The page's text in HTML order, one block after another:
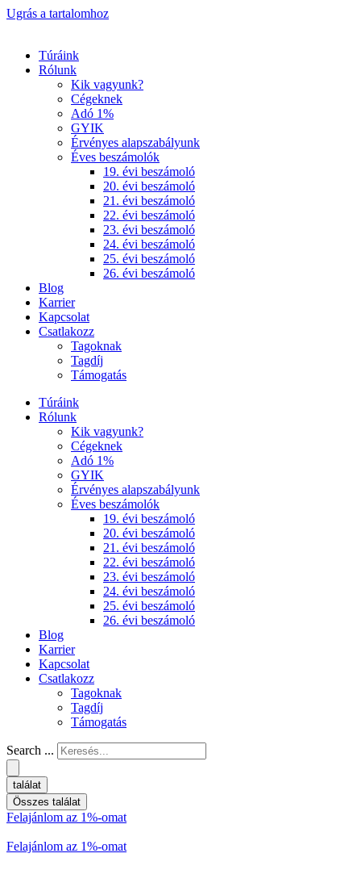
Ugrás a tartalomhoz
Túráink
Rólunk
Kik vagyunk?
Cégeknek
Adó 1%
GYIK
Érvényes alapszabályunk
Éves beszámolók
19. évi beszámoló
20. évi beszámoló
21. évi beszámoló
22. évi beszámoló
23. évi beszámoló
24. évi beszámoló
25. évi beszámoló
26. évi beszámoló
Blog
Karrier
Kapcsolat
Csatlakozz
Tagoknak
Tagdíj
Támogatás
Túráink
Rólunk
Kik vagyunk?
Cégeknek
Adó 1%
GYIK
Érvényes alapszabályunk
Éves beszámolók
19. évi beszámoló
20. évi beszámoló
21. évi beszámoló
22. évi beszámoló
23. évi beszámoló
24. évi beszámoló
25. évi beszámoló
26. évi beszámoló
Blog
Karrier
Kapcsolat
Csatlakozz
Tagoknak
Tagdíj
Támogatás
Search ...
találat
Összes találat
Felajánlom az 1%-omat
Felajánlom az 1%-omat